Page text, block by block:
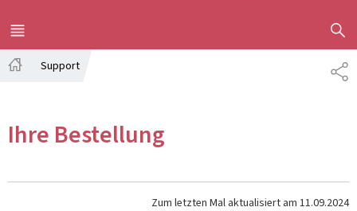
MENÜ
HAUPT-
Support
Ihre Bestellung
Zum letzten Mal aktualisiert am 11.09.2024